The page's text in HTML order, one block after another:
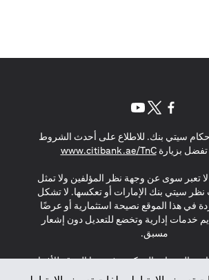
سيتي بنك. للاطلاع على أحدث الشروط
تفضل بزيارةwww.citibank.ae/TnC
(opens in a new tab)
لا تعبر سوى عن وجهة نظر المؤلفين ولا تمثل
سيتي بنك الإمارات أو تعكسها. لا تشكل
في هذا الموقع نصيحة استثمارية أو عرضًا
خدمات إدارية وتخضع للتعديل دون إشعار
مسبق.
والخدمات المذكورة في هذا الموقع للأفراد
الأوروبي أو المنطقة الاقتصادية الأوروبية أو